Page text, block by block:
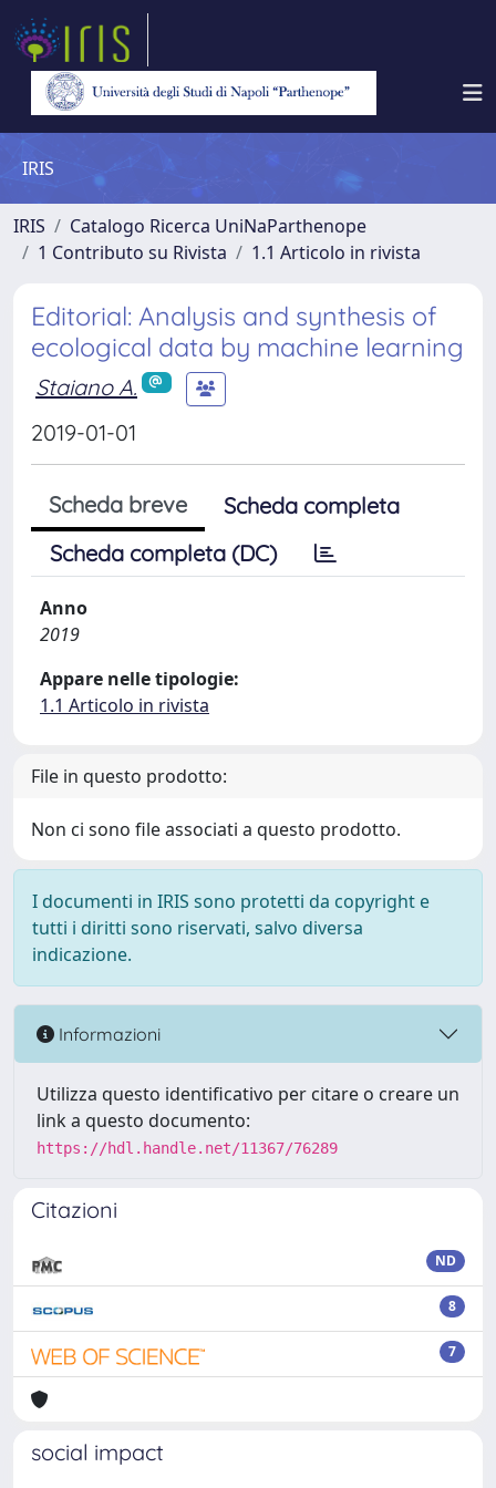
IRIS
IRIS
Catalogo Ricerca UniNaParthenope
1 Contributo su Rivista
1.1 Articolo in rivista
Editorial: Analysis and synthesis of
ecological data by machine learning
Staiano A.
2019-01-01
Scheda breve
Scheda completa
Scheda completa (DC)
Anno
2019
Appare nelle tipologie:
1.1 Articolo in rivista
File in questo prodotto:
Non ci sono file associati a questo prodotto.
I documenti in IRIS sono protetti da copyright e
tutti i diritti sono riservati, salvo diversa
indicazione.
Informazioni
Utilizza questo identificativo per citare o creare un
link a questo documento:
https://hdl.handle.net/11367/76289
Citazioni
ND
8
7
social impact